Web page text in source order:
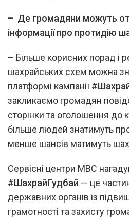
– Де громадяни можуть
інформації про протидію
– Більше корисних порад і
шахрайських схем можна
платформі кампанії
закликаємо громадян
сторінки та оголошення до
більше людей знатимуть
менше шансів матимуть
Сервісні центри МВС
#ШахрайГудбай — це
державних органів із
грамотності та захисту